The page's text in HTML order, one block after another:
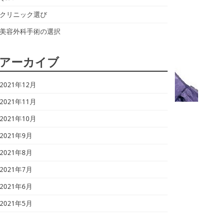
クリニック選び
美容外科手術の選択
アーカイブ
2021年12月
2021年11月
2021年10月
2021年9月
2021年8月
2021年7月
2021年6月
2021年5月